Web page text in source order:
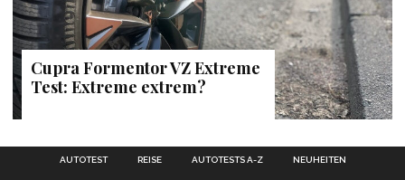
Cupra Formentor VZ Extreme
Test: Extreme extrem?
AUTOTEST REISE AUTOTESTS A-Z NEUHEITEN